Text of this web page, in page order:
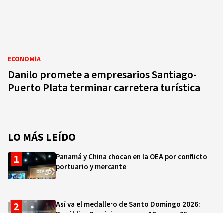
ECONOMÍA
Danilo promete a empresarios Santiago-
Puerto Plata terminar carretera turística
LO MÁS LEÍDO
Panamá y China chocan en la OEA por conflicto
portuario y mercante
Así va el medallero de Santo Domingo 2026: